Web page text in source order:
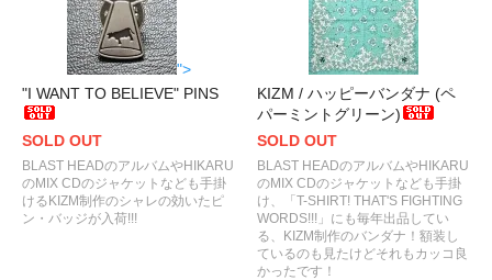
">
"I WANT TO BELIEVE" PINS
SOLD OUT
BLAST HEADのアルバムやHIKARU
のMIX CDのジャケットなども手掛
けるKIZM制作のシャレの効いたピ
ン・バッジが入荷!!!
KIZM / ハッピーバンダナ (ペ
パーミントグリーン)
SOLD OUT
BLAST HEADのアルバムやHIKARU
のMIX CDのジャケットなども手掛
け、「T-SHIRT! THAT'S FIGHTING
WORDS!!!」にも毎年出品してい
る、KIZM制作のバンダナ！額装し
ているのも見たけどそれもカッコ良
かったです！